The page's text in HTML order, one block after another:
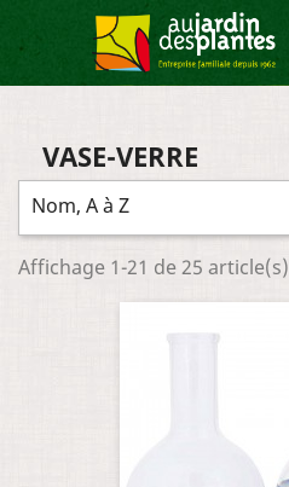
VASE-VERRE
Nom, A à Z
Affichage 1-21 de 25 article(s)